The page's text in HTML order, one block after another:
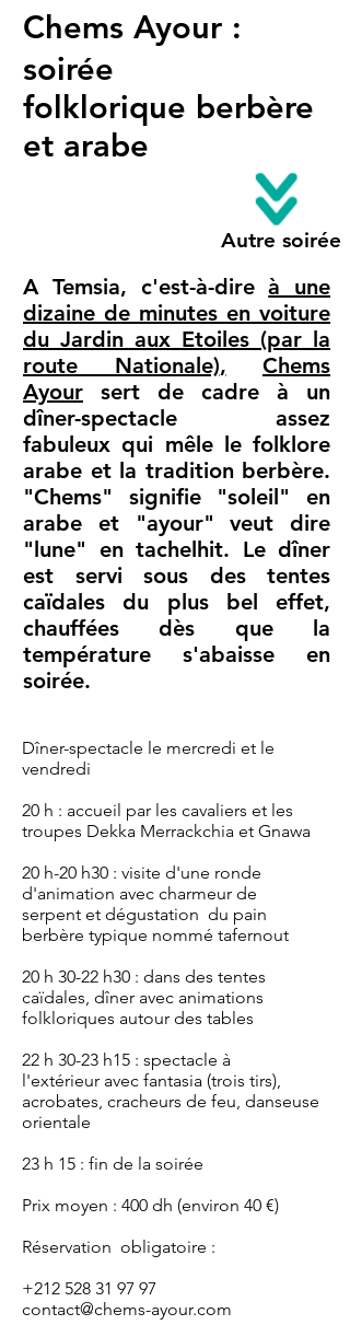
Chems Ayour :
soirée
folklorique berbère
et arabe
Autre soirée
A Temsia, c'est-à-direà une
dizaine de minutes en voiture
du Jardin aux Etoiles (par la
route Nationale),
Chems
Ayour sert de cadre à un
dîner-spectacle assez
fabuleux qui mêle le folklore
arabe et la tradition berbère.
"Chems" signifie "soleil" en
arabe et "ayour" veut dire
"lune" en tachelhit. Le dîner
est servi sous des tentes
caïdales du plus bel effet,
chauffées dès que la
température s'abaisse en
soirée.
Dîner-spectacle le mercredi et le
vendredi
20 h : accueil par les cavaliers et les
troupes Dekka Merrackchia et Gnawa
20 h-20 h30 : visite d'une ronde
d'animation avec charmeur de
serpent et dégustation du pain
berbère typique nommé tafernout
20 h 30-22 h30 : dans des tentes
caïdales, dîner avec animations
folkloriques autour des tables
22 h 30-23 h15 : spectacle à
l'extérieur avec fantasia (trois tirs),
acrobates, cracheurs de feu, danseuse
orientale
23 h 15 : fin de la soirée
Prix moyen : 400 dh (environ 40 €)
Réservation obligatoire :
+212 528 31 97 97
contact@chems-ayour.com